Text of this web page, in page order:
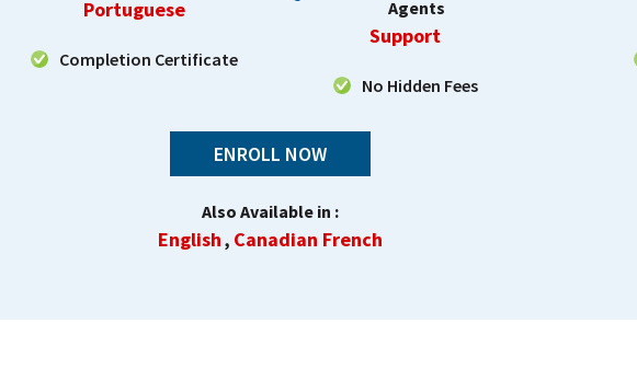
Portuguese
Completion Certificate
Agents
Support
No Hidden Fees
ENROLL NOW
Also Available in :
English , Canadian French